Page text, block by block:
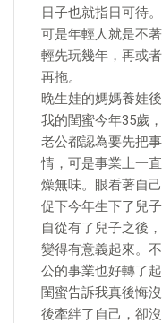
日子也就指日可待。
可是年輕人就是不
輕先玩幾年，再或
再拖。
晚生娃的媽媽養娃
我的閨蜜今年35歲
老公都認為要先把
情，可是事業上一
燥無味。眼看著自
促下今年生下了兒子
自從有了兒子之後
變得有意義起來。
公的事業也好轉了起
閨蜜告訴我真後悔
後牽絆了自己，卻